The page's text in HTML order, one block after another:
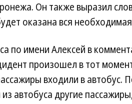
Он также выразил
оказана вся
по имени Алексей в
произошел в тот
входили в автобус.
автобуса другие